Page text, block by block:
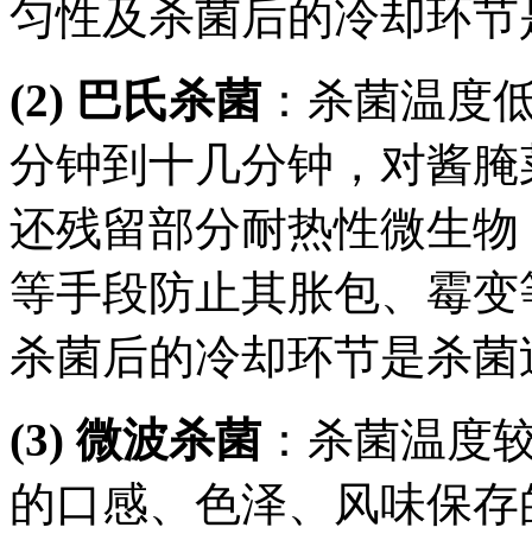
匀性及杀菌后的冷却环
(2) 巴氏杀菌：杀菌温度
分钟到十几分钟，对酱
还残留部分耐热性微生
等手段防止其胀包、霉
杀菌后的冷却环节是杀
(3) 微波杀菌：杀菌温度
的口感、色泽、风味保